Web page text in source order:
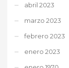
abril 2023
marzo 2023
febrero 2023
enero 2023